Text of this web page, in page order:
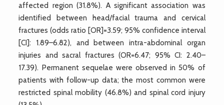
affected region (31.8%). A significant association was
identified between head/facial trauma and cervical
fractures (odds ratio [OR]=3.59; 95% confidence interval
[CI]: 1.89–6.82), and between intra-abdominal organ
injuries and sacral fractures (OR=6.47; 95% CI: 2.40–
17.39). Permanent sequelae were observed in 50% of
patients with follow-up data; the most common were
restricted spinal mobility (46.8%) and spinal cord injury